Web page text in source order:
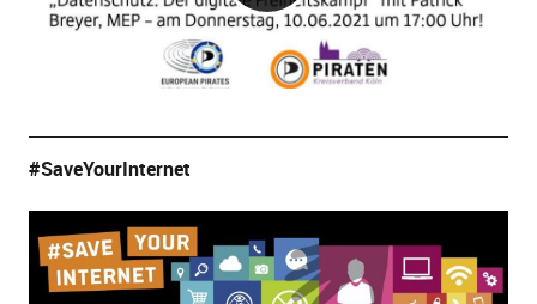
#SaveYourInternet